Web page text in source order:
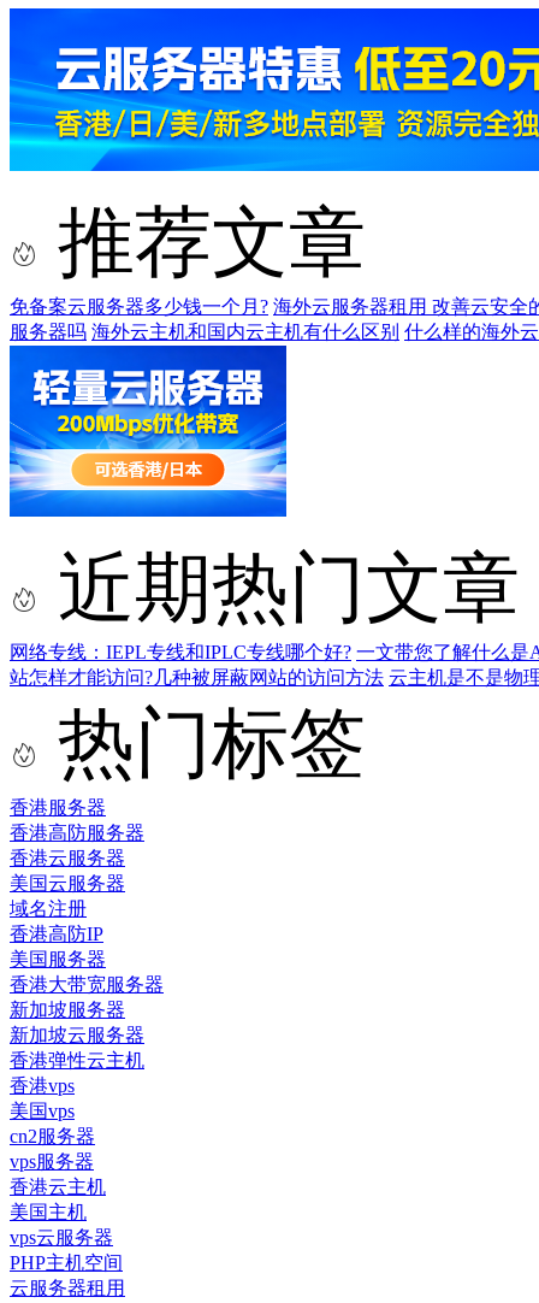
推荐文章
免备案云服务器多少钱一个月? 海外云服务器租用 改善云安全
服务器吗 海外云主机和国内云主机有什么区别 什么样的海外
近期热门文章
网络专线：IEPL专线和IPLC专线哪个好? 一文带您了解什么是
站怎样才能访问?几种被屏蔽网站的访问方法 云主机是不是物
热门标签
香港服务器
香港高防服务器
香港云服务器
美国云服务器
域名注册
香港高防IP
美国服务器
香港大带宽服务器
新加坡服务器
新加坡云服务器
香港弹性云主机
香港vps
美国vps
cn2服务器
vps服务器
香港云主机
美国主机
vps云服务器
PHP主机空间
云服务器租用